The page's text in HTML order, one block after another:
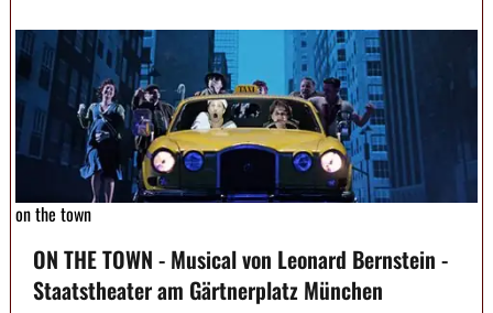
on the town
ON THE TOWN - Musical von Leonard Bernstein -
Staatstheater am Gärtnerplatz München